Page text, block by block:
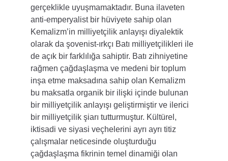
gerçeklikle uyuşmamaktadır. Buna ilaveten
anti-emperyalist bir hüviyete sahip olan
Kemalizm’in milliyetçilik anlayışı diyalektik
olarak da şovenist-ırkçı Batı milliyetçilikleri ile
de açık bir farklılığa sahiptir. Batı zihniyetine
rağmen çağdaşlaşma ve medeni bir toplum
inşa etme maksadına sahip olan Kemalizm
bu maksatla organik bir ilişki içinde bulunan
bir milliyetçilik anlayışı geliştirmiştir ve ilerici
bir milliyetçilik şiarı tutturmuştur. Kültürel,
iktisadi ve siyasi veçhelerini ayrı ayrı titiz
çalışmalar neticesinde oluşturduğu
çağdaşlaşma fikrinin temel dinamiği olan